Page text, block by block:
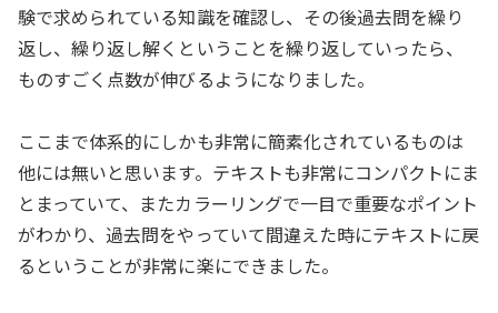
験で求められている知識を確認し、その後過去問を繰り
返し、繰り返し解くということを繰り返していったら、
ものすごく点数が伸びるようになりました。
ここまで体系的にしかも非常に簡素化されているものは
他には無いと思います。テキストも非常にコンパクトにま
とまっていて、またカラーリングで一目で重要なポイント
がわかり、過去問をやっていて間違えた時にテキストに戻
るということが非常に楽にできました。